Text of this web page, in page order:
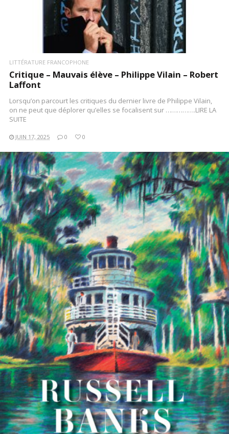
LITTÉRATURE FRANCOPHONE
Critique – Mauvais élève – Philippe Vilain – Robert
Laffont
Lorsqu’on parcourt les critiques du dernier livre de Philippe Vilain,
on ne peut que déplorer qu’elles se focalisent sur …………….LIRE LA
SUITE
JUIN 17, 2025 0 0
LIRE LA SUITE